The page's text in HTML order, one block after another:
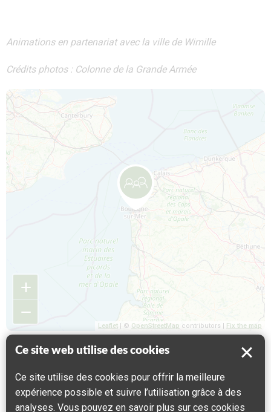
Ce site web utilise des cookies
Ce site utilise des cookies pour offrir la meilleure
expérience possible et suivre l’utilisation grâce à des
analyses. Vous pouvez en savoir plus sur ces cookies
Animations en partenariat avec la ville de Wimille
Crédits photos : Colonne de la Grande Armée
Map is loading...
+
−
Leaflet | © OpenStreetMap contributors | Fix the map